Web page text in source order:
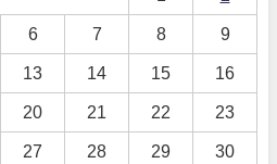
6 7 8 9
13 14 15 16
20 21 22 23
27 28 29 30